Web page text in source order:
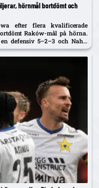
hörnmål bortdömt och
efter flera kvalificerade
Raków-mål på hörna.
defensiv 5–2–3 och Nahir
Returen spelas...